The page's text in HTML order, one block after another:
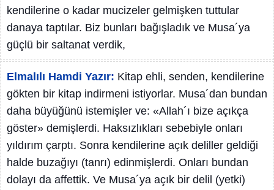
kendilerine o kadar mucizeler gelmişken tuttular
danaya taptılar. Biz bunları bağışladık ve Musa´ya
güçlü bir saltanat verdik,
Elmalılı Hamdi Yazır: Kitap ehli, senden, kendilerine
gökten bir kitap indirmeni istiyorlar. Musa´dan bundan
daha büyüğünü istemişler ve: «Allah´ı bize açıkça
göster» demişlerdi. Haksızlıkları sebebiyle onları
yıldırım çarptı. Sonra kendilerine açık deliller geldiği
halde buzağıyı (tanrı) edinmişlerdi. Onları bundan
dolayı da affettik. Ve Musa´ya açık bir delil (yetki)